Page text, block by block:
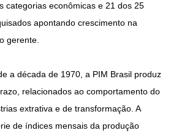
categorias econômicas e 21 dos 25
apontando crescimento na
gerente.
a década de 1970, a PIM Brasil produz
relacionados ao comportamento do
extrativa e de transformação. A
de índices mensais da produção